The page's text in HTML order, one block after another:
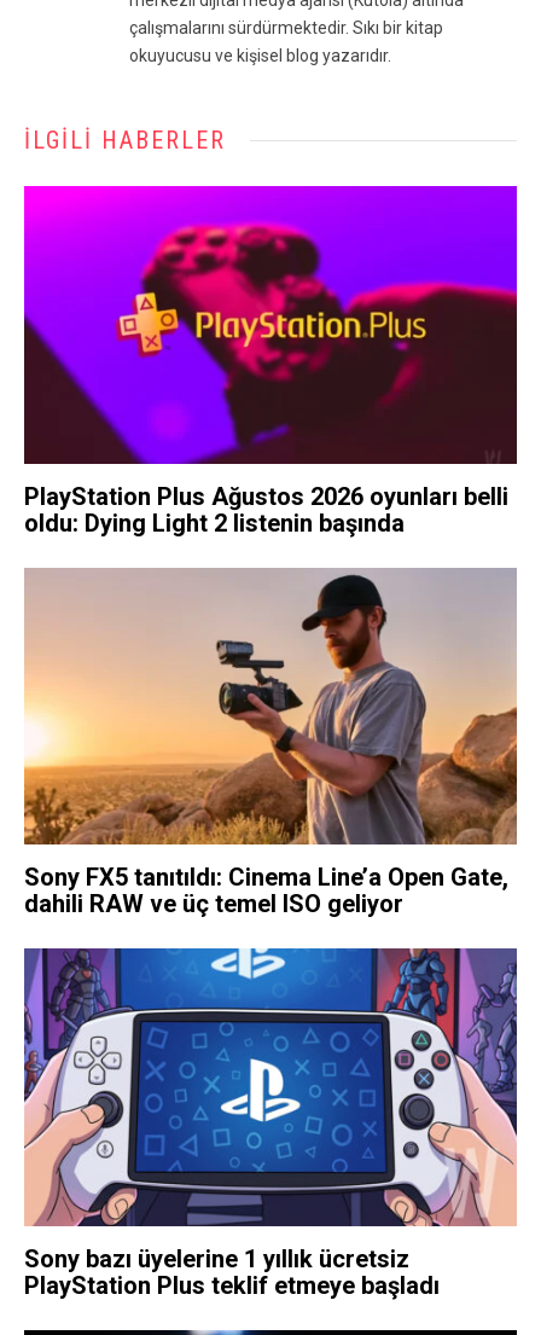
çalışmalarını sürdürmektedir. Sıkı bir kitap
okuyucusu ve kişisel blog yazarıdır.
İLGILI HABERLER
PlayStation Plus Ağustos 2026 oyunları belli
oldu: Dying Light 2 listenin başında
Sony FX5 tanıtıldı: Cinema Line’a Open Gate,
dahili RAW ve üç temel ISO geliyor
Sony bazı üyelerine 1 yıllık ücretsiz
PlayStation Plus teklif etmeye başladı